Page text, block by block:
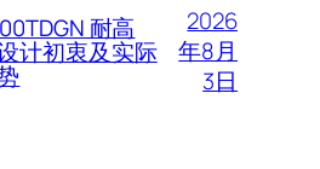
耐高
计初衷及实际
2026
年8月
3日